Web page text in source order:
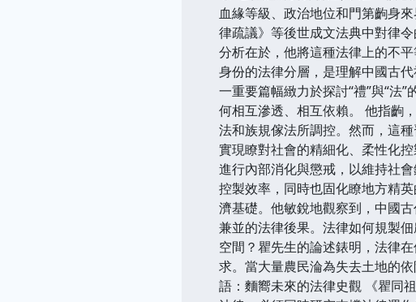
血緣等級、政治地位和門第齣身
律疏議》等後世成文法典中對律
分析在於，他將這種法律上的不
身份的法律分層，是理解中國古
一重要篇幅緻力於探討“禮”與“法
何相互滲透、相互依賴。 他指齣
法和族規傢法所調控。然而，這
實現瞭對社會的精細化、柔性化
進行內部消化與懲戒，以維持社
控製效率，同時也固化瞭地方精
濟基礎。他敏銳地觀察到，中國
兼並的法律後果。法律如何規製
空間？瞿先生的論述錶明，法律
求。當大量農民淪為失去土地的
語：麵嚮未來的法律史觀 《瞿同